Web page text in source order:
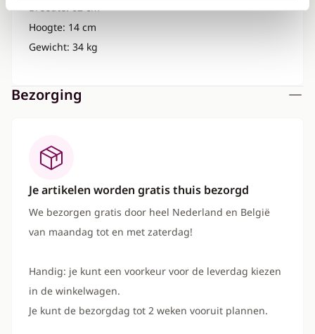
Breedte: 62 cm
Hoogte: 14 cm
Gewicht: 34 kg
Bezorging
Je artikelen worden gratis thuis bezorgd
We bezorgen gratis door heel Nederland en België
van maandag tot en met zaterdag!
Handig: je kunt een voorkeur voor de leverdag kiezen
in de winkelwagen.
Je kunt de bezorgdag tot 2 weken vooruit plannen.